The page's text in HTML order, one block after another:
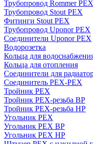
Трубопровод Rommer PEX
Трубопровод Stout PEX
Фитинги Stout PEX
Трубопровод Uponor PEX
Соединители Uponor PEX
Водорозетка
Кольца для
Кольца для отопления
Соединители для
Соединитель PEX-PEX
Тройник PEX
Тройник PEX-резьба ВР
Тройник PEX-резьба НР
Угольник PEX
Угольник PEX ВР
Угольник PEX НР